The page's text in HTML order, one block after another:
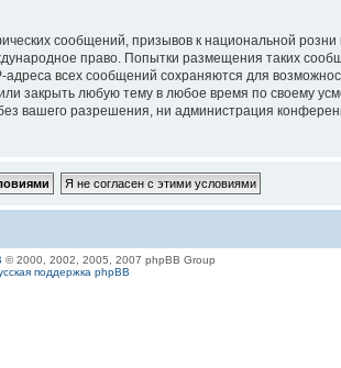
сообщений, призывов к национальной
право. Попытки размещения таких
всех сообщений сохраняются для
закрыть любую тему в любое время по своему
вашего разрешения, ни администрация
© 2000, 2002, 2005, 2007 phpBB Group
поддержка phpBB